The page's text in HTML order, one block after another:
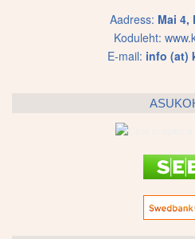
Aadress: Mai 4,
Koduleht:
E-mail: info (at)